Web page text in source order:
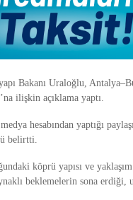
Bakanı Uraloğlu,
ilişkin açıklama yaptı.
hesabından yaptığı
belirtti.
köprü yapısı ve
beklemelerin sona erdiği,